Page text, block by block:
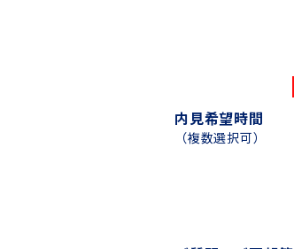
内見希望時間
（複数選択可）